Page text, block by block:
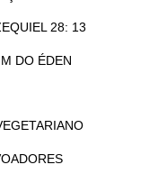
28: 13
DO ÉDEN